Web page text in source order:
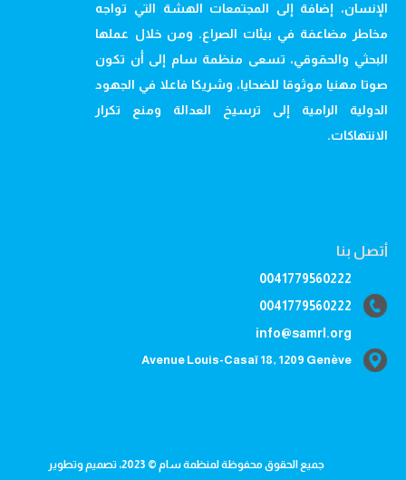
الإنسان، إضافة إلى المجتمعات الهشة التي تواجه
مخاطر مضاعفة في بيئات الصراع. ومن خلال عملها
البحثي والحقوقي، تسعى منظمة سام إلى أن تكون
صوتا مهنيا موثوقا للضحايا، وشريكا فاعلا في الجهود
الدولية الرامية إلى ترسيخ العدالة ومنع تكرار
الانتهاكات.
أتصل بنا
0041779560222
0041779560222
info@samrl.org
Avenue Louis-Casaï 18, 1209 Genève
جميع الحقوق محفوظة لمنظمة سام © 2023، تصميم وتطوير